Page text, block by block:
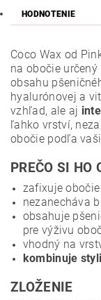
HODNOTENIE
Coco Wax od
na obočie
obsahu
hyalurónovej a
vzhľad, ale aj
ľahko vrství,
obočie podľa
PREČO SI HO
zafixuje
nezanecháva
obsahuje
pre výživu
vhodný na
kombinuje
ZLOŽENIE